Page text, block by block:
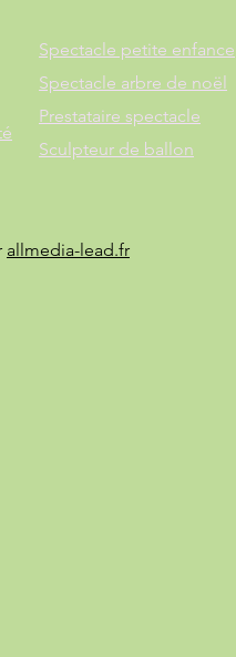
Spectacle petite enfance
Spectacle arbre de noël
Prestataire spectacle
Sculpteur de ballon
allmedia-lead.fr